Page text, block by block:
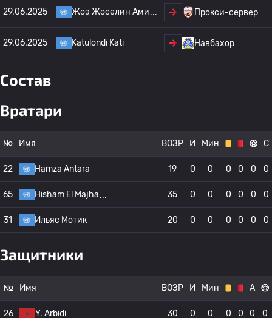
29.06.2025 Жоэ Жоселин Ами Прокси-сервер
29.06.2025 Katulondi Kati Навбахор
Состав
Вратари
№ Имя ВОЗР И Мин С
22 Hamza Antara 19 0 0 0 0 0 0
65 Hisham El Majha 35 0 0 0 0 0 0
31 Ильяс Мотик 20 0 0 0 0 0 0
Защитники
№ Имя ВОЗР И Мин А
26 Y. Arbidi 30 0 0 0 0 0 0